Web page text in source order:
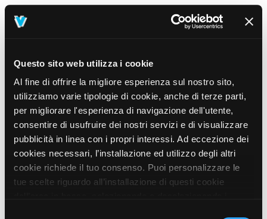
Questo sito web utilizza i cookie
Al fine di offrire la migliore esperienza sul nostro sito,
utilizziamo varie tipologie di cookie, anche di terze parti,
per migliorare l'esperienza di navigazione dell'utente,
consentire di usufruire dei nostri servizi e di visualizzare
pubblicità in linea con i propri interessi. Ad eccezione dei
cookies necessari, l’installazione ed utilizzo degli altri
cookie richiede il tuo consenso. Puoi personalizzare le
tue scelte riguardo all’installazione di questi cookie